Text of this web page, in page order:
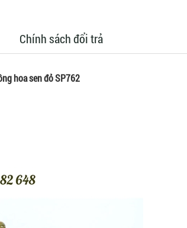
Chính sách đổi trả
hoa sen đỏ SP762